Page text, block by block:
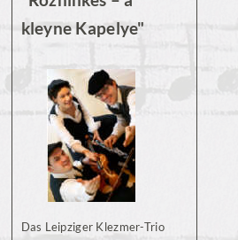
kleyne Kapelye"
Das Leipziger Klezmer-Trio